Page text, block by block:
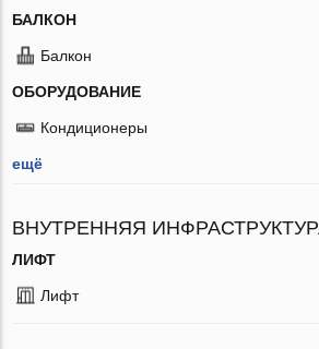
БАЛКОН
Балкон
ОБОРУДОВАНИЕ
Кондиционеры
ещё
ВНУТРЕННЯЯ
ЛИФТ
Лифт